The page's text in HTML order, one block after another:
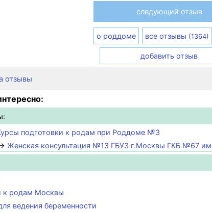
следующий отзыв
о роддоме все отзывы (1364)
добавить отзыв
отзывы
подготовки к родам при Роддоме №3
Женская консультация №13 ГБУЗ г.Москвы ГКБ №67
к родам Москвы
ведения беременности